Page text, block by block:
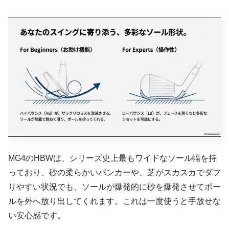
MG4のHBWは、シリーズ史上最もワイドなソール幅を持
っており、砂の柔らかいバンカーや、芝がスカスカでダフ
りやすい状況でも、ソールが爆発的に砂を爆発させてボー
ルを外へ放り出してくれます。これは一度使うと手放せな
い安心感です。